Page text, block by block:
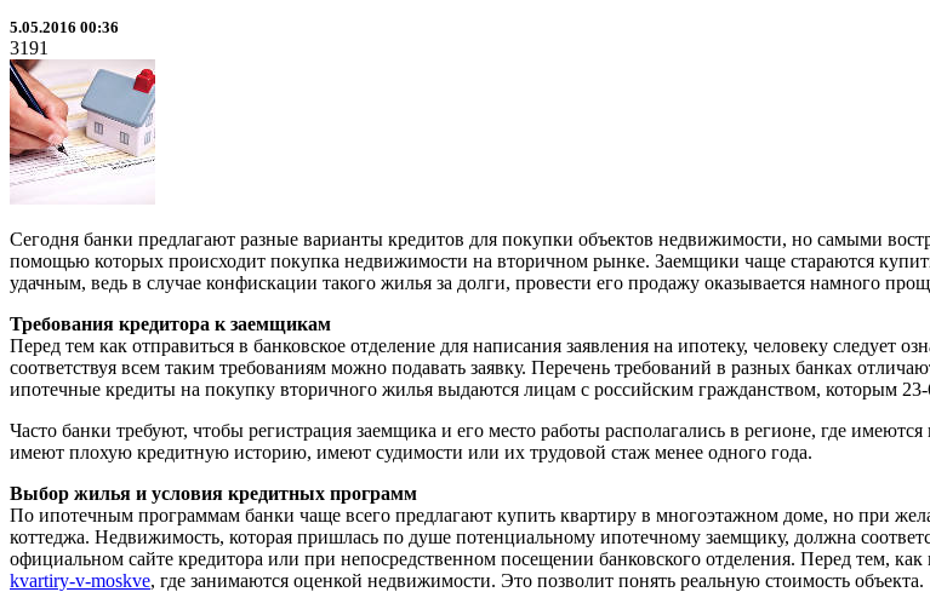
5.05.2016 00:36
3191
Сегодня банки предлагают разные варианты кредитов для покупки объектов недвижимости, но самыми
помощью которых происходит покупка недвижимости на вторичном рынке. Заемщики чаще стараются
удачным, ведь в случае конфискации такого жилья за долги, провести его продажу оказывается намного
Требования кредитора к заемщикам
Перед тем как отправиться в банковское отделение для написания заявления на ипотеку, человеку следует
соответствуя всем таким требованиям можно подавать заявку. Перечень требований в разных банках
ипотечные кредиты на покупку вторичного жилья выдаются лицам с российским гражданством, которым 23-
Часто банки требуют, чтобы регистрация заемщика и его место работы располагались в регионе, где
имеют плохую кредитную историю, имеют судимости или их трудовой стаж менее одного года.
Выбор жилья и условия кредитных программ
По ипотечным программам банки чаще всего предлагают купить квартиру в многоэтажном доме, но при
коттеджа. Недвижимость, которая пришлась по душе потенциальному ипотечному заемщику, должна
официальном сайте кредитора или при непосредственном посещении банковского отделения. Перед тем,
kvartiry-v-moskve, где занимаются оценкой недвижимости. Это позволит понять реальную стоимость объекта.